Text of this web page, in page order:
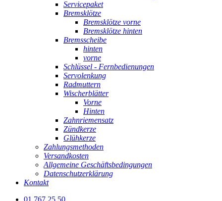
Servicepaket
Bremsklötze
Bremsklötze vorne
Bremsklötze hinten
Bremsscheibe
hinten
vorne
Schlüssel - Fernbedienungen
Servolenkung
Radmuttern
Wischerblätter
Vorne
Hinten
Zahnriemensatz
Zündkerze
Glühkerze
Zahlungsmethoden
Versandkosten
Allgemeine Geschäftsbedingungen
Datenschutzerklärung
Kontakt
01 767 25 50